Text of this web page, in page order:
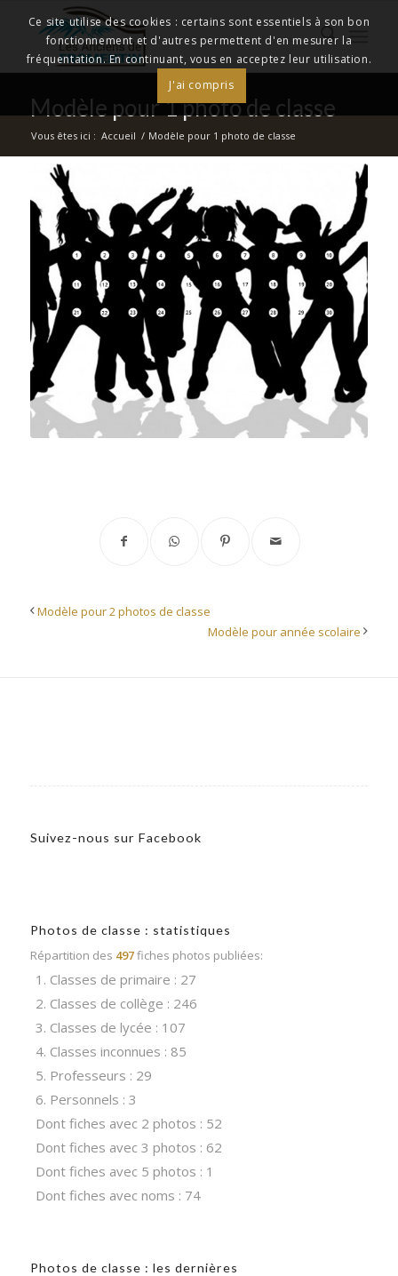
Modèle pour 1 photo de classe
Vous êtes ici : Accueil / Modèle pour 1 photo de classe
Modèle pour 2 photos de classe
Modèle pour année scolaire
Suivez-nous sur Facebook
Photos de classe : statistiques
Répartition des 497fiches photos publiées:
1. Classes de primaire : 27
2. Classes de collège : 246
3. Classes de lycée : 107
4. Classes inconnues : 85
5. Professeurs : 29
6. Personnels : 3
Dont fiches avec 2 photos : 52
Dont fiches avec 3 photos : 62
Dont fiches avec 5 photos : 1
Dont fiches avec noms : 74
Photos de classe : les dernières
Ce site utilise des cookies : certains sont essentiels à son bon
fonctionnement et d'autres permettent d'en mesurer la
fréquentation. En continuant, vous en acceptez leur utilisation.
J'ai compris